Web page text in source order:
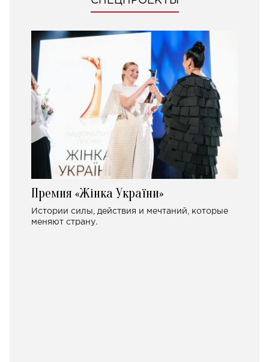
Премия «Жінка України»
Истории силы, действия и мечтаний, которые
меняют страну.